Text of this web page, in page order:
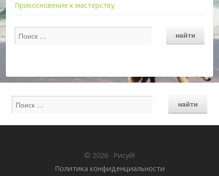
Прикосновение к мастерству
© 2026 · Рисуй!
Политика конфиденциальности